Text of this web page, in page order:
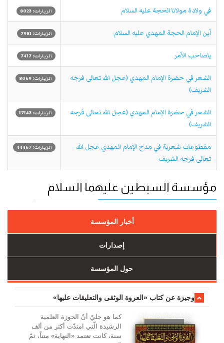
في ولادة مولانا الحجة عليه السلام الزيارات: 8023
أين الإمام الحجة المهدي عليه السلام الزيارات: 7981
ياصاحب الأمر الزيارات: 7417
الشعر في حضرة الإمام المهدي (عجل الله تعالى فرجه
الشريف)
الزيارات: 8069
الشعر في حضرة الإمام المهدي (عجل الله تعالى فرجه
الشريف)
الزيارات: 17143
مقطوعات شعرية في مدح الإمام المهدي عجل الله
تعالى فرجه الشريف
الزيارات: 44467
مؤسسة السبطين عليهما السلام
أخبار المؤسسة
إصدارات
حول المؤسسة
وجیزة عن کتاب «العروة الوثقی والتعلیقات علیها»
کما هو جليّ أنّ الحوزة العلمیة
الرشیدة الّتي امتدّت أكثر من ألف
سنة، كانت تعتمد «النهاية» متناً، ثمّ